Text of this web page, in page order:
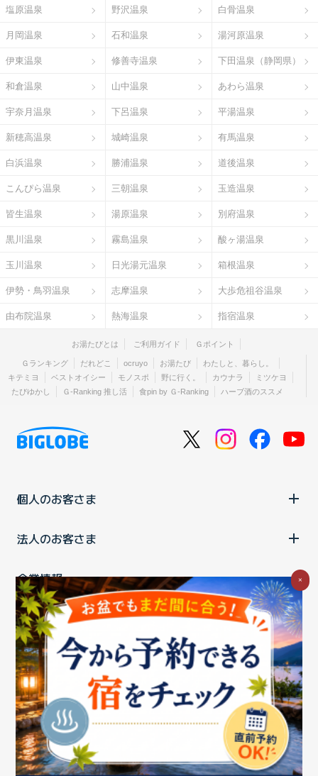
塩原温泉 野沢温泉 白骨温泉
月岡温泉 石和温泉 湯河原温泉
伊東温泉 修善寺温泉 下田温泉（静岡県）
和倉温泉 山中温泉 あわら温泉
宇奈月温泉 下呂温泉 平湯温泉
新穂高温泉 城崎温泉 有馬温泉
白浜温泉 勝浦温泉 道後温泉
こんぴら温泉 三朝温泉 玉造温泉
皆生温泉 湯原温泉 別府温泉
黒川温泉 霧島温泉 酸ヶ湯温泉
玉川温泉 日光湯元温泉 箱根温泉
伊勢・鳥羽温泉 志摩温泉 大歩危祖谷温泉
由布院温泉 熱海温泉 指宿温泉
お湯たびとは ご利用ガイド Ｇポイント
Ｇランキング だれどこ ocruyo お湯たび
わたしと、暮らし。
キテミヨ
ベストオイシー モノスポ 野に行く。 カウナラ
ミツケヨ
たびゆかし
Ｇ-Ranking 推し活 食pin by Ｇ-Ranking ハーブ酒のススメ
個人のお客さま
法人のお客さま
企業情報
ご利用中の方
お問い合わせ消費税の表示 ウェブアクセシビリティの取り組み
個人情報保護ポリシープライバシーポータル
Cookieポリシー
特定商取引法に基づく表記情報セキュリティ基本方針
商標について BIGLOBEトップ
×